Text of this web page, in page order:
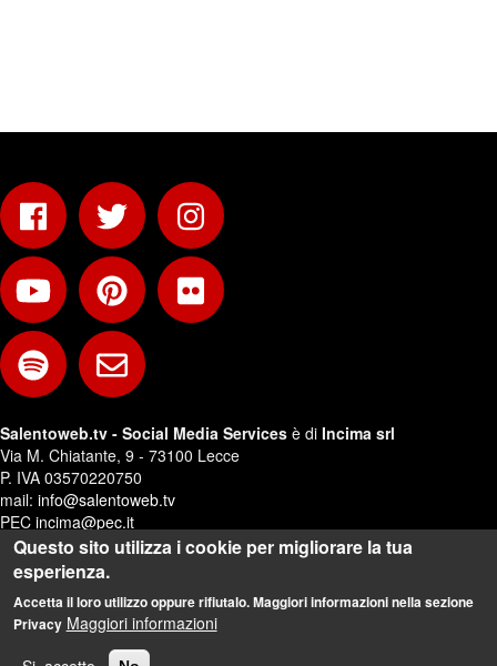
Salentoweb.tv - Social Media Services è di Incima srl
Via M. Chiatante, 9 - 73100 Lecce
P. IVA 03570220750
mail: info@salentoweb.tv
PEC incima@pec.it
Privacy e Trattamento Dati Personali
Web Design:
Questo sito utilizza i cookie per migliorare la tua
esperienza.
Accetta il loro utilizzo oppure rifiutalo. Maggiori informazioni nella sezione
Privacy Maggiori informazioni